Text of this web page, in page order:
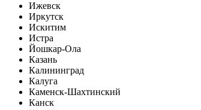
Ижевск
Иркутск
Искитим
Истра
Йошкар-Ола
Казань
Калининград
Калуга
Каменск-Шахтинский
Канск